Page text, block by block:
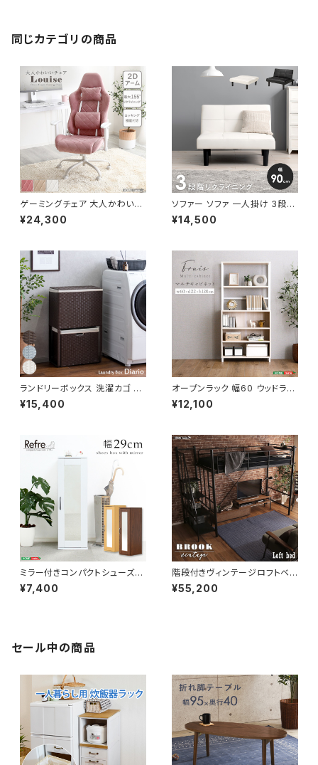
同じカテゴリの商品
ゲーミングチェア 大人かわいい
チェア エレガントチェア ワーク
チェア オフィスチェア イス チェ
¥24,300
ソファー ソファ 一人掛け 3段階
リクライニング ローソファー 一
人暮らし 新生活 幅90
¥14,500
ランドリーボックス 洗濯カゴ 幅
50 奥行25 高さ80 完成品 新
生活 一人暮らし ランドリー収納
¥15,400
オープンラック 幅60 ウッドラッ
ク ラック シェルフ 収納棚 マル
チキャビネット ディスプレイラッ
¥12,100
ミラー付きコンパクトシューズラ
ック 幅29 シューズボックス シ
ューズラック 下駄箱 靴箱 玄関
¥7,400
階段付きヴィンテージロフトベッ
ド シングルベッド パイプベッド
ロフトベッド bed ロフト ハシゴ
¥55,200
セール中の商品